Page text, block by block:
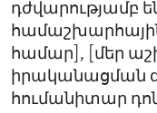
դժվարությամբ
համար], [մեր
իրականացման
հումանիտար